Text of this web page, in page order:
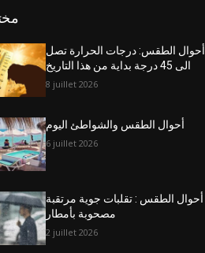
أحوال الطقس: درجات الحرارة تصل
الى 45 درجة بداية من هذا التاريخ
8 juillet 2026
أحوال الطقس والشواطئ اليوم
6 juillet 2026
أحوال الطقس : تقلبات جوية مرتقبة
مصحوبة بأمطار
2 juillet 2026